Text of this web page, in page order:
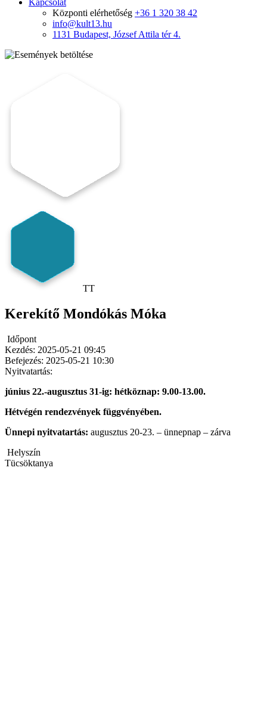
Kapcsolat
Központi elérhetőség +36 1 320 38 42
info@kult13.hu
1131 Budapest, József Attila tér 4.
TT
Kerekítő Mondókás Móka
Időpont
Kezdés: 2025-05-21 09:45
Befejezés: 2025-05-21 10:30
Nyitvatartás:
június 22.-augusztus 31-ig: hétköznap: 9.00-13.00.
Hétvégén rendezvények függvényében.
Ünnepi nyitvatartás: augusztus 20-23. – ünnepnap – zárva
Helyszín
Tücsöktanya